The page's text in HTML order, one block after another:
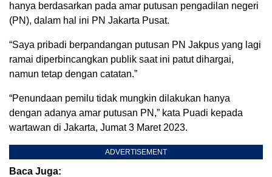
hanya berdasarkan pada amar putusan pengadilan negeri
(PN), dalam hal ini PN Jakarta Pusat.
“Saya pribadi berpandangan putusan PN Jakpus yang lagi
ramai diperbincangkan publik saat ini patut dihargai,
namun tetap dengan catatan.”
“Penundaan pemilu tidak mungkin dilakukan hanya
dengan adanya amar putusan PN,” kata Puadi kepada
wartawan di Jakarta, Jumat 3 Maret 2023.
ADVERTISEMENT
Baca Juga: